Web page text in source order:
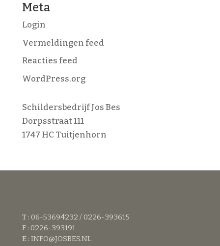
Meta
Login
Vermeldingen feed
Reacties feed
WordPress.org
Schildersbedrijf Jos Bes
Dorpsstraat 111
1747 HC Tuitjenhorn
T : 06-53694232 / 0226-393615
F : 0226-393191
E : INFO@JOSBES.NL